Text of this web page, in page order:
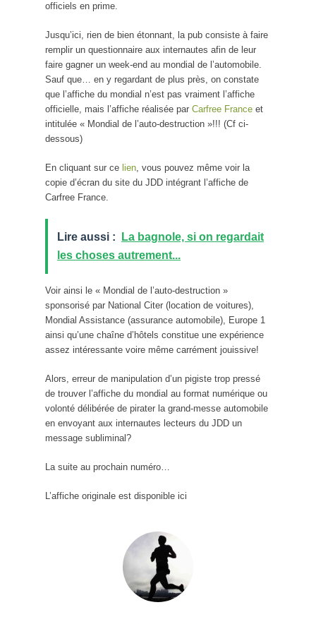
officiels en prime.
Jusqu’ici, rien de bien étonnant, la pub consiste à faire
remplir un questionnaire aux internautes afin de leur
faire gagner un week-end au mondial de l’automobile.
Sauf que… en y regardant de plus près, on constate
que l’affiche du mondial n’est pas vraiment l’affiche
officielle, mais l’affiche réalisée par Carfree France et
intitulée « Mondial de l’auto-destruction »!!! (Cf ci-
dessous)
En cliquant sur ce lien, vous pouvez même voir la
copie d’écran du site du JDD intégrant l’affiche de
Carfree France.
Lire aussi :
La bagnole, si on regardait
les choses autrement...
Voir ainsi le « Mondial de l’auto-destruction »
sponsorisé par National Citer (location de voitures),
Mondial Assistance (assurance automobile), Europe 1
ainsi qu’une chaîne d’hôtels constitue une expérience
assez intéressante voire même carrément jouissive!
Alors, erreur de manipulation d’un pigiste trop pressé
de trouver l’affiche du mondial au format numérique ou
volonté délibérée de pirater la grand-messe automobile
en envoyant aux internautes lecteurs du JDD un
message subliminal?
La suite au prochain numéro…
L’affiche originale est disponible ici